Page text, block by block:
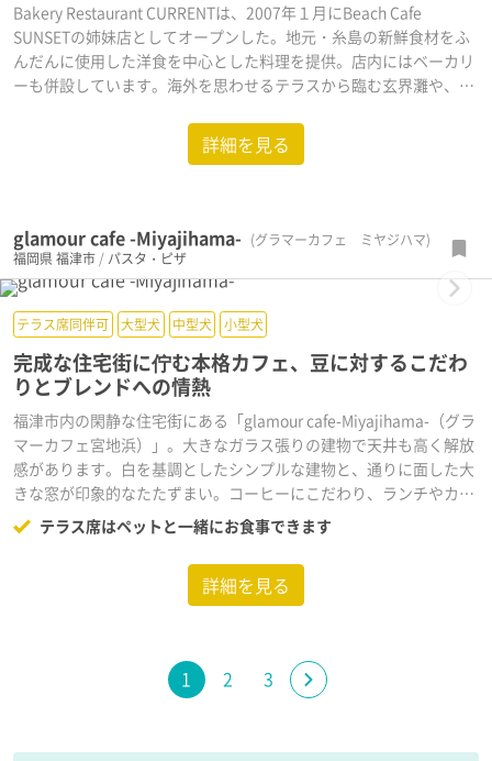
Bakery Restaurant CURRENTは、2007年１月にBeach Cafe
SUNSETの姉妹店としてオープンした。地元・糸島の新鮮食材をふ
んだんに使用した洋食を中心とした料理を提供。店内にはベーカリ
ーも併設しています。海外を思わせるテラスから臨む玄界灘や、目
詳細を見る
glamour cafe -Miyajihama- (グラマーカフェ ミヤジハマ)
福岡県福津市 / パスタ・ピザ
Next
テラス席同伴可 大型犬 中型犬 小型犬
完成な住宅街に佇む本格カフェ、豆に対するこだわ
りとブレンドへの情熱
福津市内の閑静な住宅街にある「glamour cafe-Miyajihama-（グラ
マーカフェ宮地浜）」。大きなガラス張りの建物で天井も高く解放
感があります。白を基調としたシンプルな建物と、通りに面した大
きな窓が印象的なたたずまい。コーヒーにこだわり、ランチやカフ
ェメニューも充実。
テラス席はペットと一緒にお食事できます
詳細を見る
1 2 3